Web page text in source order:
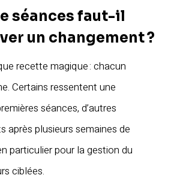
séances faut-il
un changement ?
recette magique : chacun
Certains ressentent une
séances, d’autres
après plusieurs semaines de
particulier pour la gestion du
ciblées.